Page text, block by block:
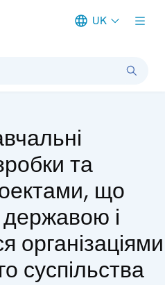
UK
та
що
і
організаціями
суспільства